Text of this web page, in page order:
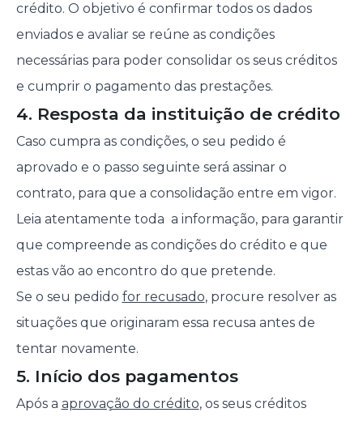
crédito. O objetivo é confirmar todos os dados
enviados e avaliar se reúne as condições
necessárias para poder consolidar os seus créditos
e cumprir o pagamento das prestações.
4. Resposta da instituição de crédito
Caso cumpra as condições, o seu pedido é
aprovado e o passo seguinte será assinar o
contrato, para que a consolidação entre em vigor.
Leia atentamente toda a informação, para garantir
que compreende as condições do crédito e que
estas vão ao encontro do que pretende.
Se o seu pedido for recusado, procure resolver as
situações que originaram essa recusa antes de
tentar novamente.
5. Início dos pagamentos
Após a aprovação do crédito, os seus créditos